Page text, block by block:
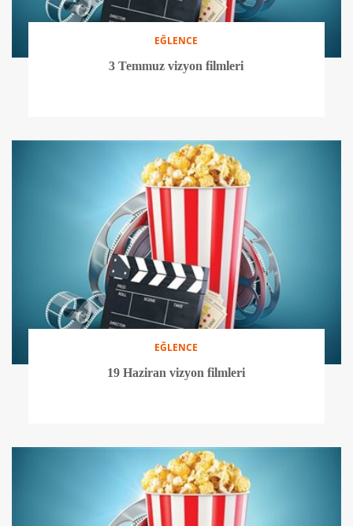
EĞLENCE
3 Temmuz vizyon filmleri
EĞLENCE
19 Haziran vizyon filmleri